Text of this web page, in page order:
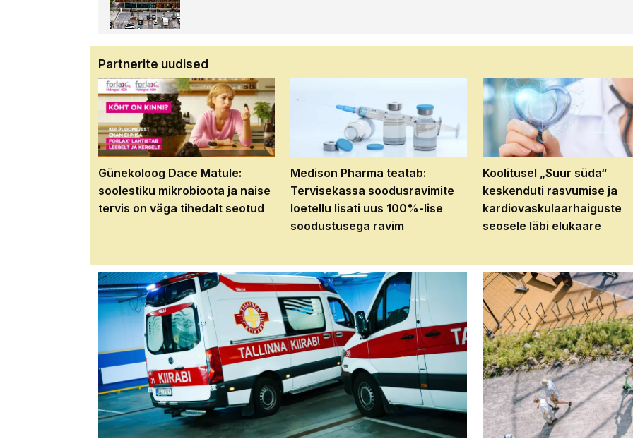
Partnerite uudised
Günekoloog Dace Matule:
soolestiku mikrobioota ja naise
tervis on väga tihedalt seotud
Medison Pharma teatab:
Tervisekassa soodusravimite
loetellu lisati uus 100%-lise
soodustusega ravim
Koolitusel „Suur süda“
keskenduti rasvumise ja
kardiovaskulaarhaiguste
seosele läbi elukaare